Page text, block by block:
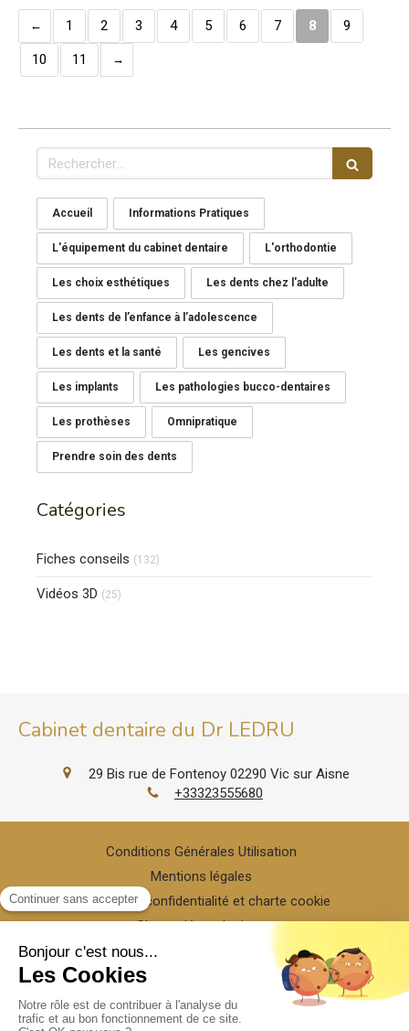
1 2 3 4 5 6 7 8 9
10 11
Rechercher
Accueil Informations Pratiques
L'équipement du cabinet dentaire L'orthodontie
Les choix esthétiques Les dents chez l'adulte
Les dents de l’enfance à l’adolescence
Les dents et la santé Les gencives
Les implants Les pathologies bucco-dentaires
Les prothèses Omnipratique
Prendre soin des dents
Catégories
Fiches conseils (132)
Vidéos 3D (25)
Cabinet dentaire du Dr LEDRU
29 Bis rue de Fontenoy 02290 Vic sur Aisne
+33323555680
Conditions Générales Utilisation
Mentions légales
Politique de confidentialité et charte cookie
Charte déontologique
Annuaires chirurgiens dentistes
Hygiène & Asepsie